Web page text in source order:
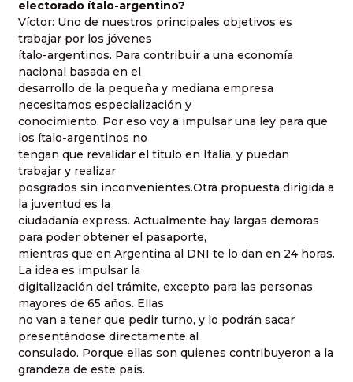
electorado ítalo-argentino?
Víctor: Uno de nuestros principales objetivos es
trabajar por los jóvenes
ítalo-argentinos. Para contribuir a una economía
nacional basada en el
desarrollo de la pequeña y mediana empresa
necesitamos especialización y
conocimiento. Por eso voy a impulsar una ley para que
los ítalo-argentinos no
tengan que revalidar el título en Italia, y puedan
trabajar y realizar
posgrados sin inconvenientes.Otra propuesta dirigida a
la juventud es la
ciudadanía express. Actualmente hay largas demoras
para poder obtener el pasaporte,
mientras que en Argentina al DNI te lo dan en 24 horas.
La idea es impulsar la
digitalización del trámite, excepto para las personas
mayores de 65 años. Ellas
no van a tener que pedir turno, y lo podrán sacar
presentándose directamente al
consulado. Porque ellas son quienes contribuyeron a la
grandeza de este país.